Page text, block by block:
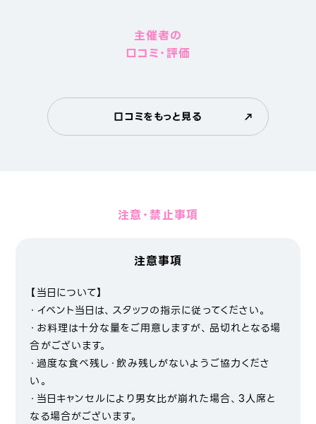
主催者の
口コミ・評価
口コミをもっと見る
注意・禁止事項
注意事項
【当日について】
・イベント当日は、スタッフの指示に従ってください。
・お料理は十分な量をご用意しますが、品切れとなる場
合がございます。
・過度な食べ残し・飲み残しがないようご協力くださ
い。
・当日キャンセルにより男女比が崩れた場合、3人席と
なる場合がございます。